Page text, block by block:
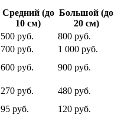
Средний (до
10 см)
Большой (до
20 см)
500 руб.
800 руб.
700 руб.
1 000 руб.
600 руб.
900 руб.
270 руб.
480 руб.
95 руб.
120 руб.